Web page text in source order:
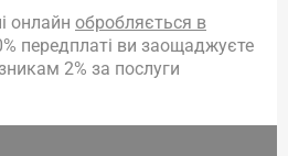
онлайн обробляється в
передплаті ви заощаджуєте
2% за послуги